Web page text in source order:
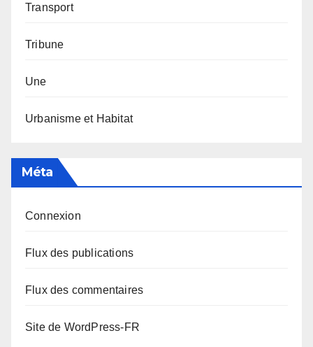
Transport
Tribune
Une
Urbanisme et Habitat
Méta
Connexion
Flux des publications
Flux des commentaires
Site de WordPress-FR